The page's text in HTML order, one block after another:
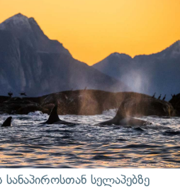
სელაპებზე